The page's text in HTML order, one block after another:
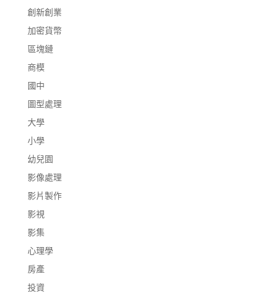
創新創業
加密貨幣
區塊鏈
商模
國中
圖型處理
大學
小學
幼兒園
影像處理
影片製作
影視
影集
心理學
房產
投資